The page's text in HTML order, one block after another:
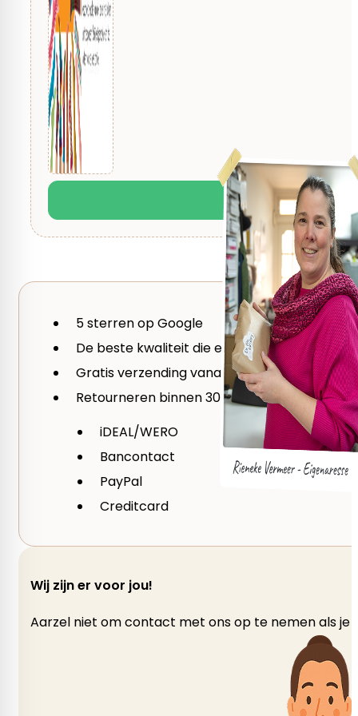
Je beoordeling
5 sterren op Google
De beste kwaliteit die er is
Gratis verzending vanaf €59
Retourneren binnen 30 dagen
iDEAL/WERO
Bancontact
PayPal
Creditcard
Wij zijn er voor jou!
Aarzel niet om contact met ons op te nemen als